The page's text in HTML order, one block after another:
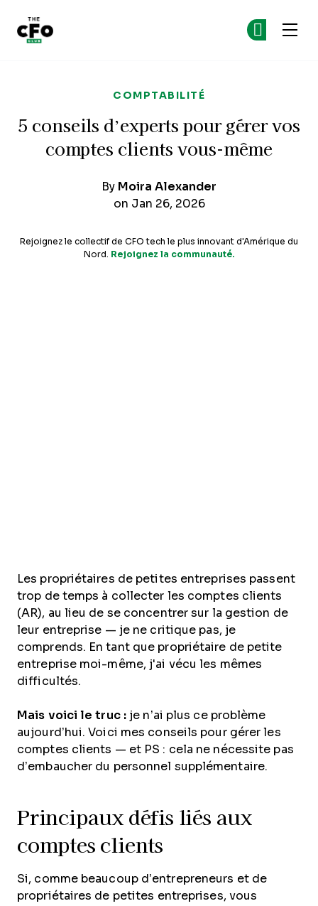
COMPTABILITÉ
5 conseils d’experts pour gérer vos
comptes clients vous-même
By Moira Alexander
on Jan 26, 2026
Rejoignez le collectif de CFO tech le plus innovant d'Amérique du
Nord. Rejoignez la communauté.
Les propriétaires de petites entreprises passent
trop de temps à collecter les comptes clients
(AR), au lieu de se concentrer sur la gestion de
leur entreprise — je ne critique pas, je
comprends. En tant que propriétaire de petite
entreprise moi-même, j'ai vécu les mêmes
difficultés.
Mais voici le truc : je n’ai plus ce problème
aujourd’hui. Voici mes conseils pour gérer les
comptes clients — et PS : cela ne nécessite pas
d’embaucher du personnel supplémentaire.
Principaux défis liés aux
comptes clients
Si, comme beaucoup d’entrepreneurs et de
propriétaires de petites entreprises, vous